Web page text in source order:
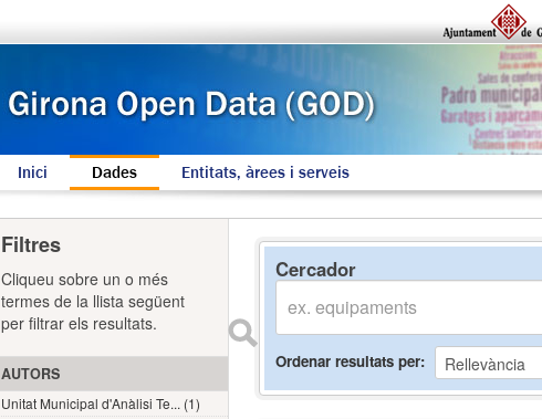
Inici Dades Entitats, àrees i serveis
Cercador
Ordenar resultats per
Filtres
Cliqueu sobre un o més
termes de la llista següent
per filtrar els resultats.
AUTORS
Unitat Municipal d'Anàlisi Te... (1)